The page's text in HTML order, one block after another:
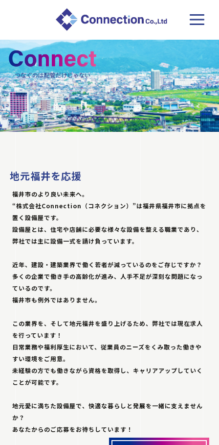
地元福井を応援
福井市のより良い未来へ。
“株式会社Connection（コネクション）”は福井県福井市に拠点を
置く設備屋です。
設備屋とは、住宅や店舗に必要な様々な設備を整える職業であり、
弊社では主に設備一式を請け負っています。
近年、建設・建築業界で働く若者が減っているのをご存じですか？
多くの企業で働き手の高齢化が進み、人手不足が深刻な問題になっ
ているのです。
福井市も例外ではありません。
この業界を、そして地元福井を盛り上げるため、弊社では現在求人
を行っています！
日常業務や福利厚生において、従業員のニーズをくみ取った働きや
すい環境をご用意。
未経験の方でも働きながら資格を取得し、キャリアアップしていく
ことが可能です。
地元愛に満ちた設備屋で、快適な暮らしと発展を一緒に支えません
か？
あなたからのご応募をお待ちしています！